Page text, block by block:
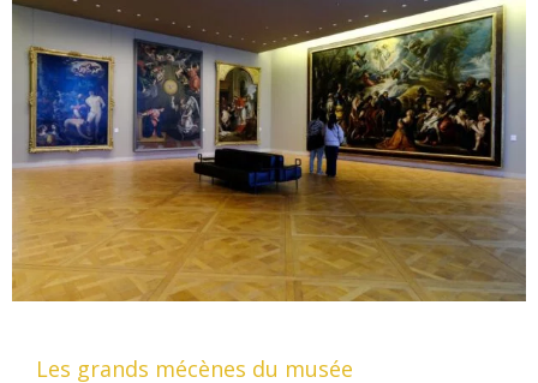
Les grands mécènes du musée